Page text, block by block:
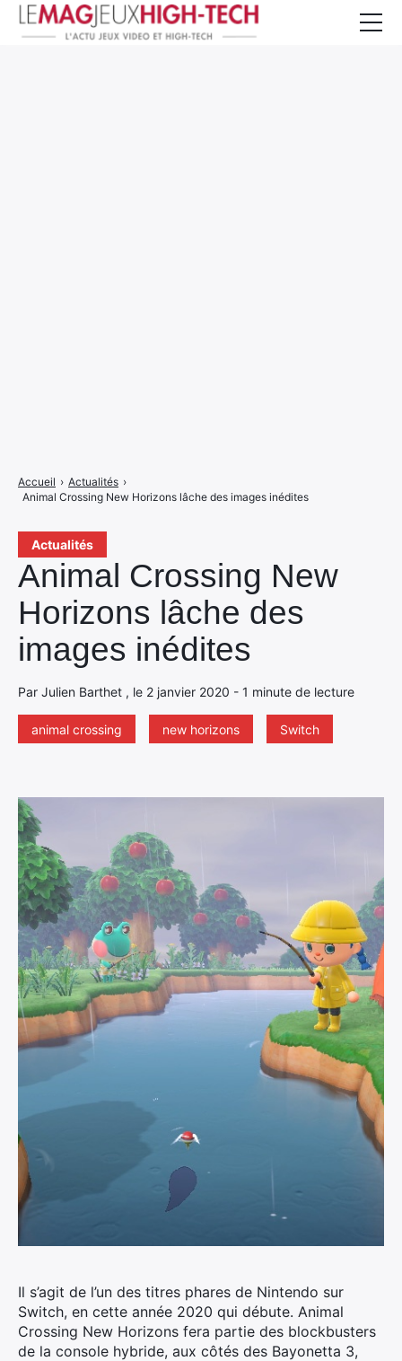
Actualités
Animal Crossing New
Horizons lâche des
images inédites
Par Julien Barthet , le 2 janvier 2020 - 1 minute de lecture
animal crossing new horizons Switch
Accueil › Actualités ›
Animal Crossing New Horizons lâche des images inédites
Il s’agit de l’un des titres phares de Nintendo sur
Switch, en cette année 2020 qui débute. Animal
Crossing New Horizons fera partie des blockbusters
de la console hybride, aux côtés des Bayonetta 3,